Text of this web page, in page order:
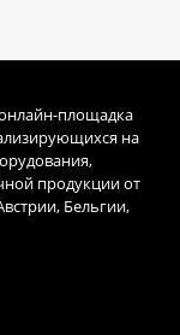
площадка
на
продукции от
Бельгии,